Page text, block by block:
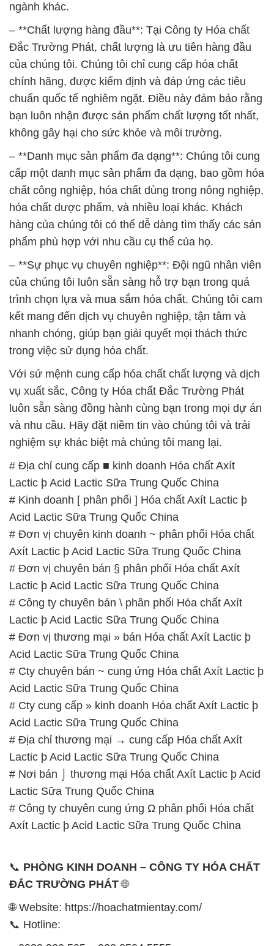
ngành khác.
– **Chất lượng hàng đầu**: Tại Công ty Hóa chất
Đắc Trường Phát, chất lượng là ưu tiên hàng đầu
của chúng tôi. Chúng tôi chỉ cung cấp hóa chất
chính hãng, được kiểm định và đáp ứng các tiêu
chuẩn quốc tế nghiêm ngặt. Điều này đảm bảo rằng
bạn luôn nhận được sản phẩm chất lượng tốt nhất,
không gây hại cho sức khỏe và môi trường.
– **Danh mục sản phẩm đa dạng**: Chúng tôi cung
cấp một danh mục sản phẩm đa dạng, bao gồm hóa
chất công nghiệp, hóa chất dùng trong nông nghiệp,
hóa chất dược phẩm, và nhiều loại khác. Khách
hàng của chúng tôi có thể dễ dàng tìm thấy các sản
phẩm phù hợp với nhu cầu cụ thể của họ.
– **Sự phục vụ chuyên nghiệp**: Đội ngũ nhân viên
của chúng tôi luôn sẵn sàng hỗ trợ bạn trong quá
trình chọn lựa và mua sắm hóa chất. Chúng tôi cam
kết mang đến dịch vụ chuyên nghiệp, tận tâm và
nhanh chóng, giúp bạn giải quyết mọi thách thức
trong việc sử dụng hóa chất.
Với sứ mệnh cung cấp hóa chất chất lượng và dịch
vụ xuất sắc, Công ty Hóa chất Đắc Trường Phát
luôn sẵn sàng đồng hành cùng bạn trong mọi dự án
và nhu cầu. Hãy đặt niềm tin vào chúng tôi và trải
nghiệm sự khác biệt mà chúng tôi mang lại.
# Địa chỉ cung cấp ■ kinh doanh Hóa chất Axít
Lactic þ Acid Lactic Sữa Trung Quốc China
# Kinh doanh [ phân phối ] Hóa chất Axít Lactic þ
Acid Lactic Sữa Trung Quốc China
# Đơn vị chuyên kinh doanh ~ phân phối Hóa chất
Axít Lactic þ Acid Lactic Sữa Trung Quốc China
# Đơn vị chuyên bán § phân phối Hóa chất Axít
Lactic þ Acid Lactic Sữa Trung Quốc China
# Công ty chuyên bán \ phân phối Hóa chất Axít
Lactic þ Acid Lactic Sữa Trung Quốc China
# Đơn vị thương mại » bán Hóa chất Axít Lactic þ
Acid Lactic Sữa Trung Quốc China
# Cty chuyên bán ~ cung ứng Hóa chất Axít Lactic þ
Acid Lactic Sữa Trung Quốc China
# Cty cung cấp » kinh doanh Hóa chất Axít Lactic þ
Acid Lactic Sữa Trung Quốc China
# Địa chỉ thương mại → cung cấp Hóa chất Axít
Lactic þ Acid Lactic Sữa Trung Quốc China
# Nơi bán ⌡ thương mại Hóa chất Axít Lactic þ Acid
Lactic Sữa Trung Quốc China
# Công ty chuyên cung ứng Ω phân phối Hóa chất
Axít Lactic þ Acid Lactic Sữa Trung Quốc China
📞 PHÒNG KINH DOANH – CÔNG TY HÓA CHẤT
ĐẮC TRƯỜNG PHÁT🌐
🌐 Website: https://hoachatmientay.com/
📞 Hotline: